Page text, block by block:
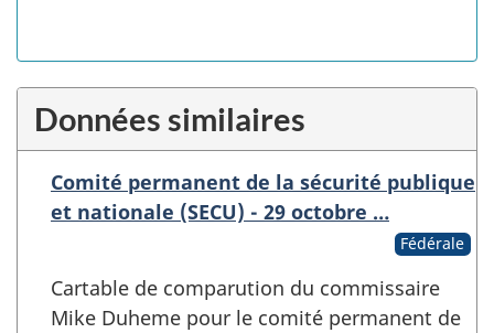
Données similaires
Comité permanent de la sécurité publique
et nationale (SECU) - 29 octobre …
Fédérale
Cartable de comparution du commissaire
Mike Duheme pour le comité permanent de